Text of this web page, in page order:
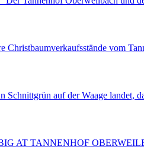
Christbaumverkaufsstände vom
Schnittgrün auf der Waage landet,
AT TANNENHOF